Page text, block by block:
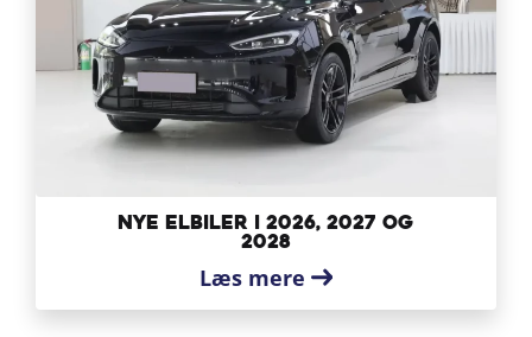
Nye elbiler i 2026, 2027 og
2028
Læs mere